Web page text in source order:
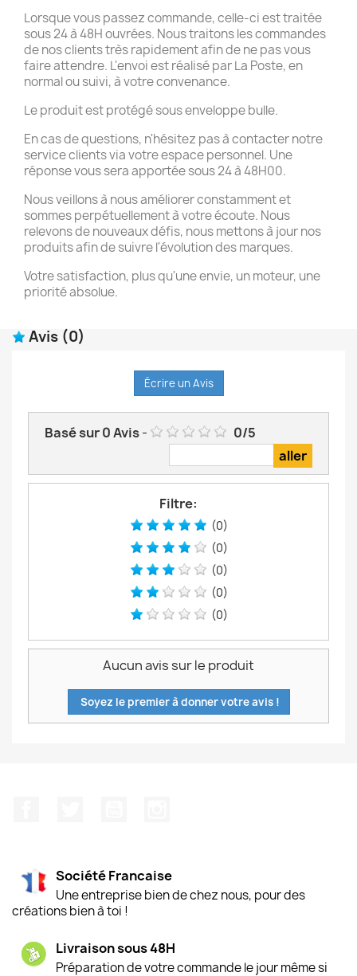
Lorsque vous passez commande, celle-ci est traitée
sous 24 à 48H ouvrées. Nous traitons les commandes
de nos clients très rapidement afin de ne pas vous
faire attendre. L'envoi est réalisé par La Poste, en
normal ou suivi, à votre convenance.
Le produit est protégé sous enveloppe bulle.
En cas de questions, n'hésitez pas à contacter notre
service clients via votre espace personnel. Une
réponse vous sera apportée sous 24 à 48H00.
Nous veillons à nous améliorer constamment et
sommes perpétuellement à votre écoute. Nous
relevons de nouveaux défis, nous mettons à jour nos
produits afin de suivre l'évolution des marques.
Votre satisfaction, plus qu'une envie, un moteur, une
priorité absolue.
Avis (0)
Écrire un Avis
Basé sur0Avis- 0/5
Filtre:
(0)
(0)
(0)
(0)
(0)
Aucun avis sur le produit
Soyez le premier à donner votre avis !
Société Francaise
Une entreprise bien de chez nous, pour des
créations bien à toi !
Livraison sous 48H
Préparation de votre commande le jour même si